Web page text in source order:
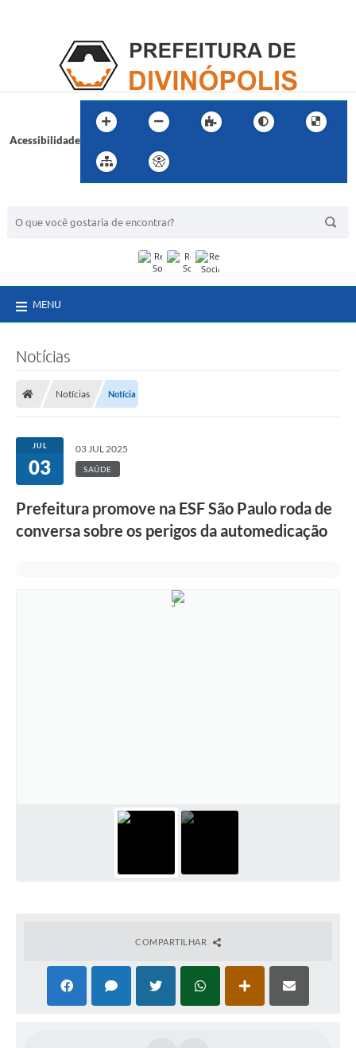
Acessibilidade
MENU
Notícias
Notícias Notícia
JUL
03
03 JUL 2025
SAÚDE
Prefeitura promove na ESF São Paulo roda de
conversa sobre os perigos da automedicação
COMPARTILHAR